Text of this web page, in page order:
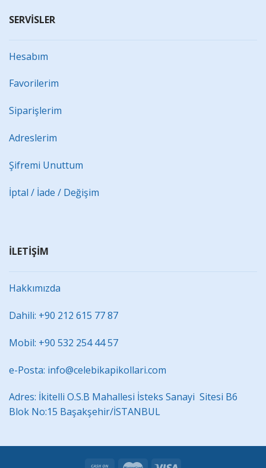
SERVİSLER
Hesabım
Favorilerim
Siparişlerim
Adreslerim
Şifremi Unuttum
İptal / İade / Değişim
İLETİŞİM
Hakkımızda
Dahili: +90 212 615 77 87
Mobil: +90 532 254 44 57
e-Posta: info@celebikapikollari.com
Adres: İkitelli O.S.B Mahallesi İsteks Sanayi Sitesi B6
Blok No:15 Başakşehir/İSTANBUL